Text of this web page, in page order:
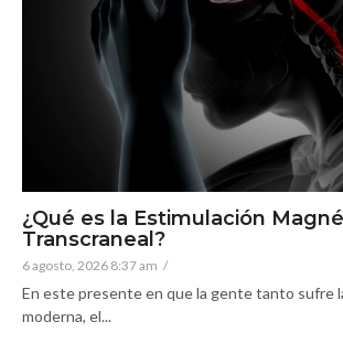
¿Qué es la Estimulación
Transcraneal?
6 agosto, 2026 8:37 am /
En este presente en que la gente tanto sufre
moderna, el...